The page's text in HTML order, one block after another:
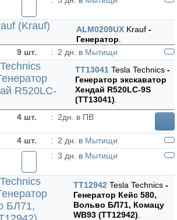
ALM0209UX Krauf-
Генератор
9 шт. : 2 дн. в Мытищи
TT13041 Tesla Technics -
Генератор экскаватор
Хендай R520LC-9S
(TT13041)
4 шт. : 2дн. в ПВ
4 шт. : 2 дн. в Мытищи
: 3 дн. в Мытищи
TT12942Tesla Technics-
Генератор Кейс 580,
Вольво БЛ71, Комацу
WB93 (TT12942)